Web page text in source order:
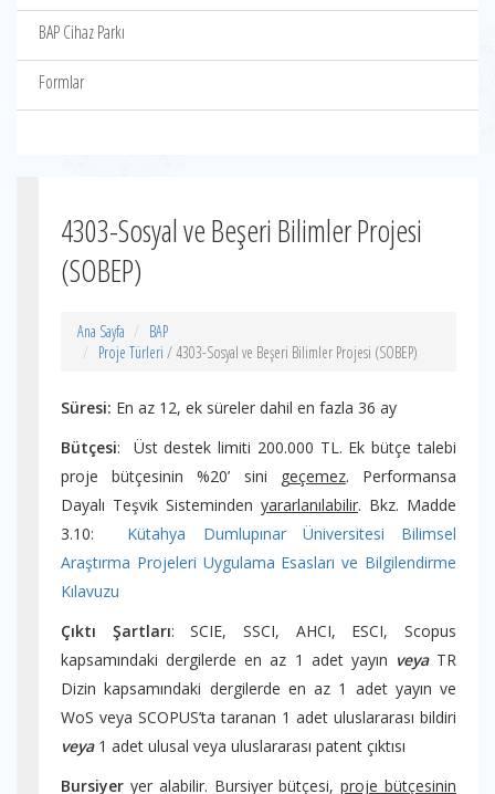
BAP Cihaz Parkı
Formlar
4303-Sosyal ve Beşeri Bilimler Projesi
(SOBEP)
Ana Sayfa
BAP
Proje Türleri / 4303-Sosyal ve Beşeri Bilimler Projesi (SOBEP)
Süresi: En az 12, ek süreler dahil en fazla 36 ay
Bütçesi: Üst destek limiti 200.000 TL. Ek bütçe talebi
proje bütçesinin %20’ sini geçemez. Performansa
Dayalı Teşvik Sisteminden yararlanılabilir. Bkz. Madde
3.10: Kütahya Dumlupınar Üniversitesi Bilimsel
Araştırma Projeleri Uygulama Esasları ve Bilgilendirme
Kılavuzu
Çıktı Şartları: SCIE, SSCI, AHCI, ESCI, Scopus
kapsamındaki dergilerde en az 1 adet yayın veya TR
Dizin kapsamındaki dergilerde en az 1 adet yayın ve
WoS veya SCOPUS’ta taranan 1 adet uluslararası bildiri
veya 1 adet ulusal veya uluslararası patent çıktısı
Bursiyer yer alabilir. Bursiyer bütçesi,proje bütçesinin